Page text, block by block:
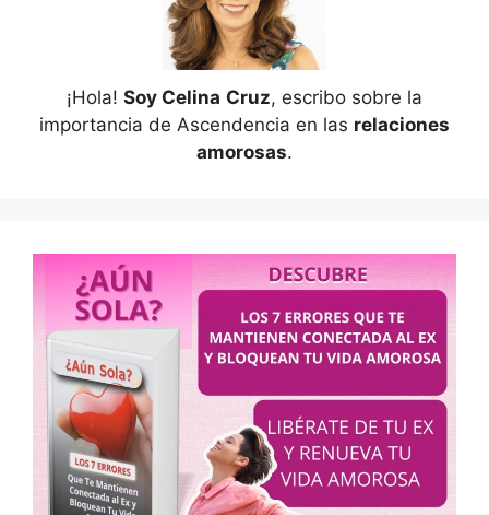
¡Hola! Soy Celina Cruz, escribo sobre la
importancia de Ascendencia en las relaciones
amorosas.